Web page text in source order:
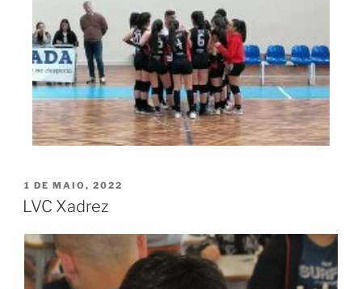
1 DE MAIO, 2022
LVC Xadrez